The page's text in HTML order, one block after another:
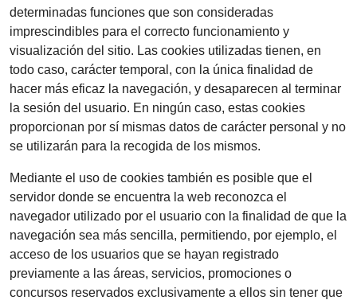
determinadas funciones que son consideradas
imprescindibles para el correcto funcionamiento y
visualización del sitio. Las cookies utilizadas tienen, en
todo caso, carácter temporal, con la única finalidad de
hacer más eficaz la navegación, y desaparecen al terminar
la sesión del usuario. En ningún caso, estas cookies
proporcionan por sí mismas datos de carácter personal y no
se utilizarán para la recogida de los mismos.
Mediante el uso de cookies también es posible que el
servidor donde se encuentra la web reconozca el
navegador utilizado por el usuario con la finalidad de que la
navegación sea más sencilla, permitiendo, por ejemplo, el
acceso de los usuarios que se hayan registrado
previamente a las áreas, servicios, promociones o
concursos reservados exclusivamente a ellos sin tener que